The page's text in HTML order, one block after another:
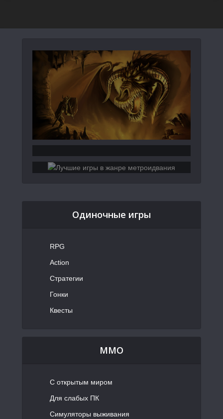
Одиночные игры
RPG
Action
Стратегии
Гонки
Квесты
MMO
С открытым миром
Для слабых ПК
Симуляторы выживания